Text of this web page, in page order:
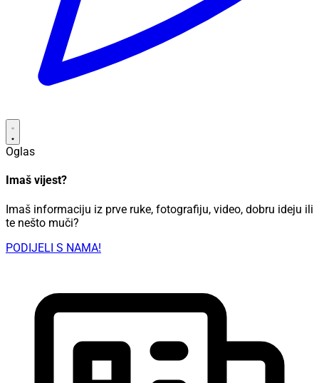
Oglas
Imaš vijest?
Imaš informaciju iz prve ruke, fotografiju, video, dobru ideju ili
te nešto muči?
PODIJELI S NAMA!